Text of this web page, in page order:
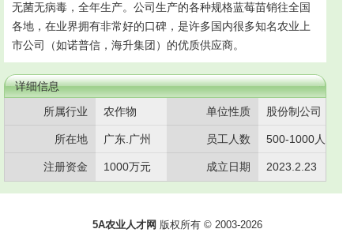
无菌无病毒，全年生产。公司生产的各种规格蓝莓苗销往全国
各地，在业界拥有非常好的口碑，是许多国内很多知名农业上
市公司（如诺普信，海升集团）的优质供应商。
详细信息
所属行业
农作物 单位性质 股份制公司
所在地 广东.广州 员工人数 500-1000人
注册资金 1000万元 成立日期 2023.2.23
5A农业人才网 版权所有 © 2003-2026